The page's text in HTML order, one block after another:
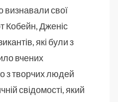
визнавали свої
Кобейн, Дженіс
які були з
вчених
з творчих людей
свідомості, який